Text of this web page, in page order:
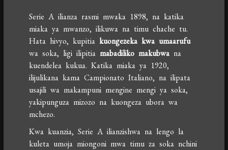
Serie A ilianza rasmi mwaka 1898, na katika
miaka ya mwanzo, ilikuwa na timu chache tu.
Hata hivyo, kupitiakuongezeka kwa umaarufu
wa soka, ligi ilipitiamabadiliko makubwa na
kuendelea kukua. Katika miaka ya 1920,
ilijulikana kama Campionato Italiano, na ilipata
usajili wa makampuni mengine mengi ya soka,
yakipunguza mizozo na kuongeza ubora wa
mchezo.
Kwa kuanzia, Serie A ilianzishwa na lengo la
kuleta umoja miongoni mwa timu za soka nchini